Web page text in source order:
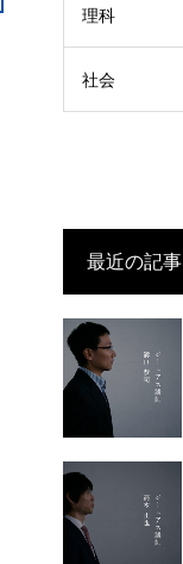
理科
社会
最近の記事